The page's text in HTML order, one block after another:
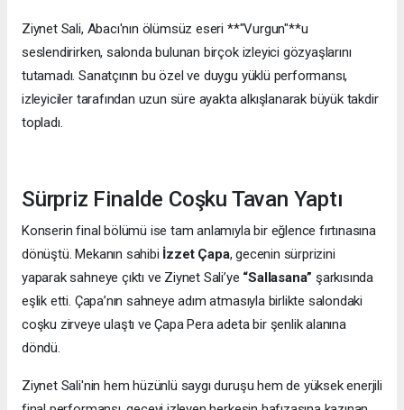
Ziynet Sali, Abacı'nın ölümsüz eseri **"Vurgun"**u
seslendirirken, salonda bulunan birçok izleyici gözyaşlarını
tutamadı. Sanatçının bu özel ve duygu yüklü performansı,
izleyiciler tarafından uzun süre ayakta alkışlanarak büyük takdir
topladı.
Sürpriz Finalde Coşku Tavan Yaptı
Konserin final bölümü ise tam anlamıyla bir eğlence fırtınasına
dönüştü. Mekanın sahibi İzzet Çapa, gecenin sürprizini
yaparak sahneye çıktı ve Ziynet Sali’ye “Sallasana” şarkısında
eşlik etti. Çapa’nın sahneye adım atmasıyla birlikte salondaki
coşku zirveye ulaştı ve Çapa Pera adeta bir şenlik alanına
döndü.
Ziynet Sali'nin hem hüzünlü saygı duruşu hem de yüksek enerjili